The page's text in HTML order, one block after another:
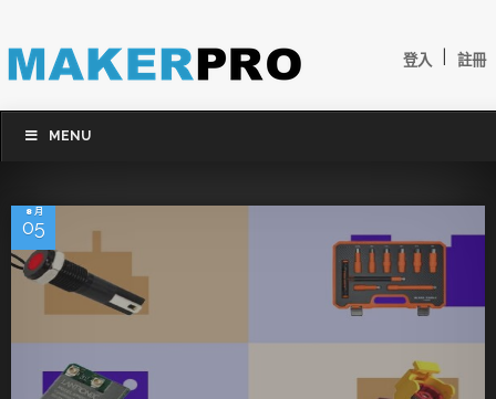
登入 註冊
MENU
8 月
05